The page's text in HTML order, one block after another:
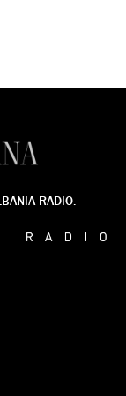
RADIO.